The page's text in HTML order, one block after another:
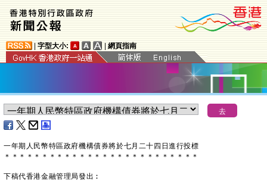
字型大小: 網頁指南
一年期人民幣特區政府機構債券將於七月二十四日進行投標
＊ ＊ ＊ ＊ ＊ ＊ ＊ ＊ ＊ ＊ ＊ ＊ ＊ ＊ ＊ ＊ ＊ ＊ ＊ ＊ ＊ ＊ ＊ ＊ ＊ ＊
下稿代香港金融管理局發出︰